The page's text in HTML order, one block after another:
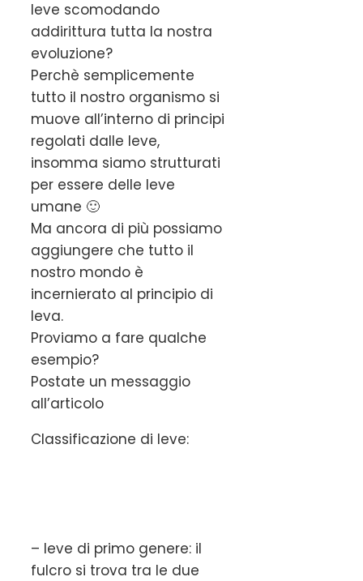
leve scomodando
addirittura tutta la nostra
evoluzione?
Perchè semplicemente
tutto il nostro organismo si
muove all’interno di principi
regolati dalle leve,
insomma siamo strutturati
per essere delle leve
umane 🙂
Ma ancora di più possiamo
aggiungere che tutto il
nostro mondo è
incernierato al principio di
leva.
Proviamo a fare qualche
esempio?
Postate un messaggio
all’articolo
Classificazione di leve:
– leve di primo genere: il
fulcro si trova tra le due